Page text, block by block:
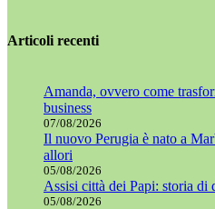
Articoli recenti
Amanda, ovvero come
business
07/08/2026
Il nuovo Perugia è nato a
allori
05/08/2026
Assisi città dei Papi: storia di
05/08/2026